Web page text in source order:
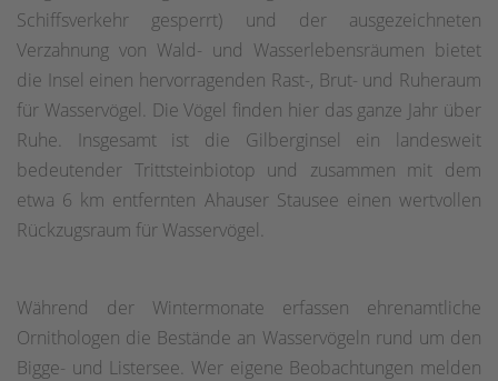
Schiffsverkehr gesperrt) und der ausgezeichneten
Verzahnung von Wald- und Wasserlebensräumen bietet
die Insel einen hervorragenden Rast-, Brut- und Ruheraum
für Wasservögel. Die Vögel finden hier das ganze Jahr über
Ruhe. Insgesamt ist die Gilberginsel ein landesweit
bedeutender Trittsteinbiotop und zusammen mit dem
etwa 6 km entfernten Ahauser Stausee einen wertvollen
Rückzugsraum für Wasservögel.
Während der Wintermonate erfassen ehrenamtliche
Ornithologen die Bestände an Wasservögeln rund um den
Bigge- und Listersee. Wer eigene Beobachtungen melden